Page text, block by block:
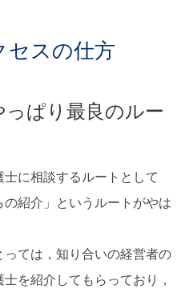
セスの仕方
っぱり最良のルー
に相談するルートとして
紹介」というルートがやは
ては，知り合いの経営者の
を紹介してもらっており，